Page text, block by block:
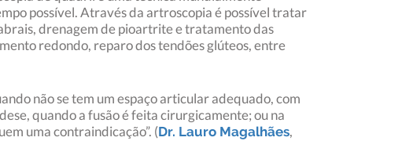
possível. Através da artroscopia é possível tratar
drenagem de pioartrite e tratamento das
redondo, reparo dos tendões glúteos, entre
não se tem um espaço articular adequado, com
quando a fusão é feita cirurgicamente; ou na
uma contraindicação”. (Dr. Lauro Magalhães,